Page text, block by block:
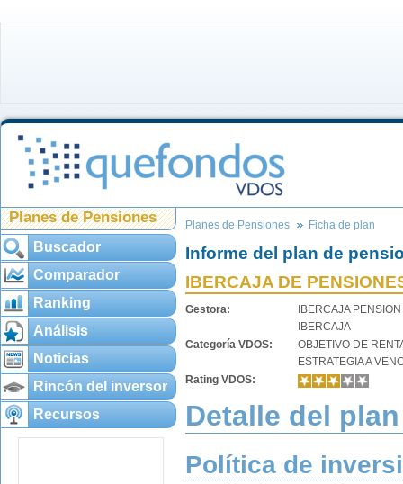
Planes de Pensiones
Buscador
Comparador
Ranking
Análisis
Noticias
Rincón del inversor
Recursos
Planes de Pensiones Ficha de plan
Informe del plan de
IBERCAJA DE
Gestora:
IBERCAJA PENSION
IBERCAJA
Categoría VDOS:
OBJETIVO DE
ESTRATEGIA A
Rating VDOS:
Detalle del plan
Política de